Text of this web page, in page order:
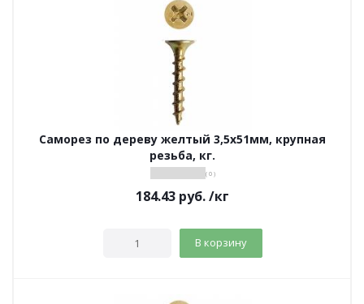
Саморез по дереву желтый 3,5х51мм, крупная
резьба, кг.
( 0 )
184.43 руб./кг
В корзину